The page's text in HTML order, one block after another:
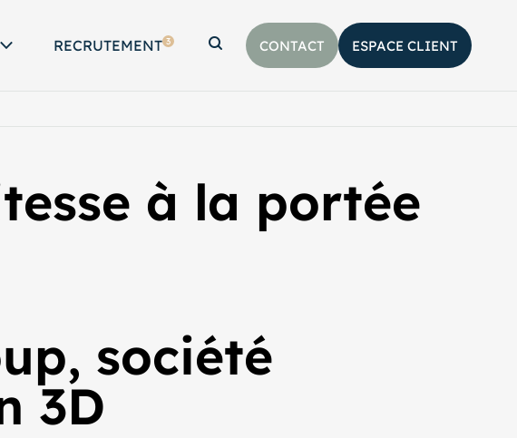
RECRUTEMENT 3
Afficher la barre de recherche
CONTACT ESPACE CLIENT
à la portée
société
3D